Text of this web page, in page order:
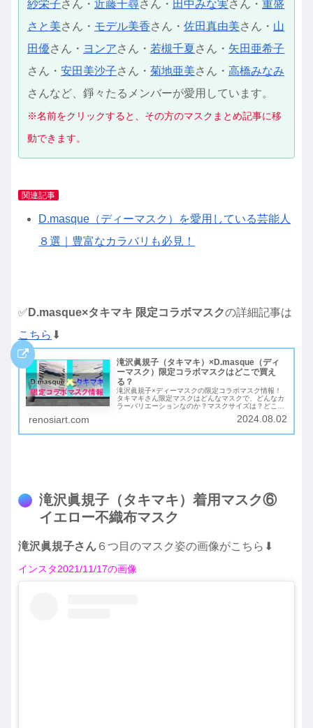
紗栄子さん・ 近藤千尋さん・ 田中みな実さん・ 重盛
さと美さん・ モデル美香さん・ 佐田真由美さん・ 山
田優さん・ ヨンアさん・ 若槻千夏 さん・ 矢田亜希子
さん・ 安田美沙子さん・ 菊地亜美さん・ 高橋みなみ
さんなど、錚々たるメンバーが愛用しています。
※名前をクリックすると、その方のマスクまとめ記事に移
動できます。
関連記事
D.masque（ディーマスク）を愛用している芸能人
８選｜豊富なカラバリも必見！
✅ D.masque×タキマキ 限定コラボマスクの詳細記事は
こちら ⬇︎
滝沢眞規子（タキマキ）×D.masque（ディ
ーマスク）限定コラボマスクはどこで買え
る？
滝沢眞規子×ディーマスクの限定コラボマスク情報！
タキマキさん限定マスクはどんなマスクで、どんなカ
ラーバリエーションなのか？マスクサイズは？どこで
イトでも購入可能か？などなど、ファンなら気になる
renosiart.com 2024.08.02
滝沢眞規子（タキマキ）着用マスク⑥
イエロー不織布マスク
滝沢眞規子さん ６つ目のマスク姿の画像がこちら⬇︎
インスタ2021/11/17の画像